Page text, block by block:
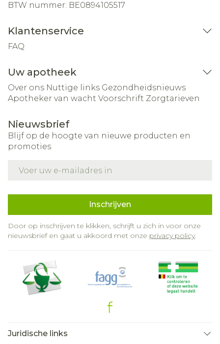
BTW nummer: BE0894105517
Klantenservice
FAQ
Uw apotheek
Over ons Nuttige links Gezondheidsnieuws
Apotheker van wacht Voorschrift Zorgtarieven
Nieuwsbrief
Blijf op de hoogte van nieuwe producten en
promoties
Inschrijven
Door op inschrijven te klikken, schrijft u zich in voor onze
nieuwsbrief en gaat u akkoord met onze privacy policy.
Juridische links